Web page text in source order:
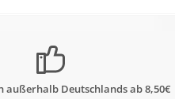
außerhalb Deutschlands ab 8,50€